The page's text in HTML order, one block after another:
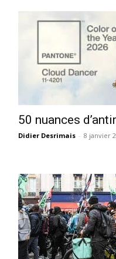
50 nuances
Didier Desrimais - 8 janvier